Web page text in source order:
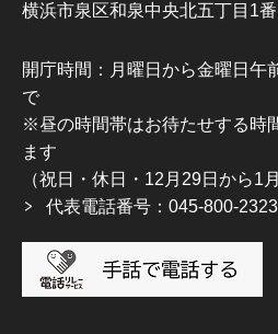
横浜市泉区和泉中央北五丁目1
開庁時間：月曜日から金曜日午
で
※昼の時間帯はお待たせする時
ます
（祝日・休日・12月29日から1
代表電話番号：045-800-2323